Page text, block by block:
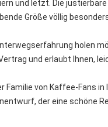
und letzt. Die justierbare
Größe völlig
holen
und erlaubt Ihnen,
von Kaffee-Fans in
der eine schöne